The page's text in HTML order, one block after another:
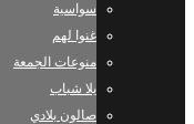
سواسية
غنوا لهم
منوعات الجمعة
يلا شباب
صالون بلادي